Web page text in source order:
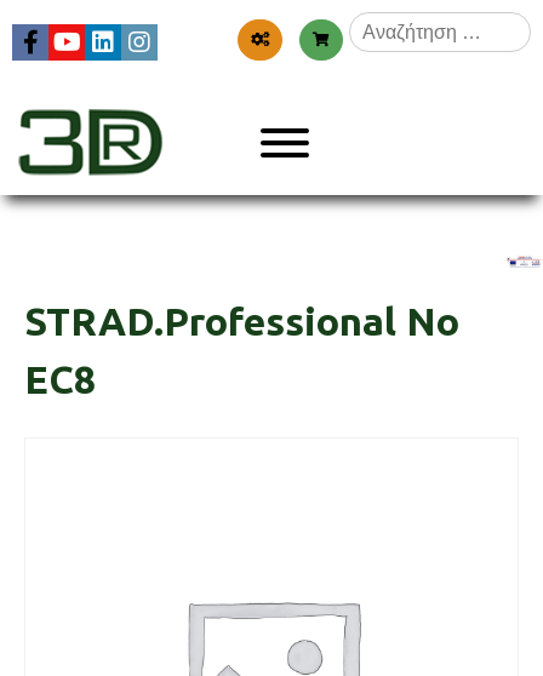
Αναζήτηση
για:
3dr
STRAD.Professional No
EC8